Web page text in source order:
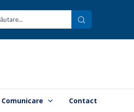
Comunicare Contact